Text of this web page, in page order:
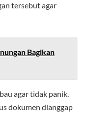
tersebut agar
Bagikan
agar tidak panik.
dokumen dianggap